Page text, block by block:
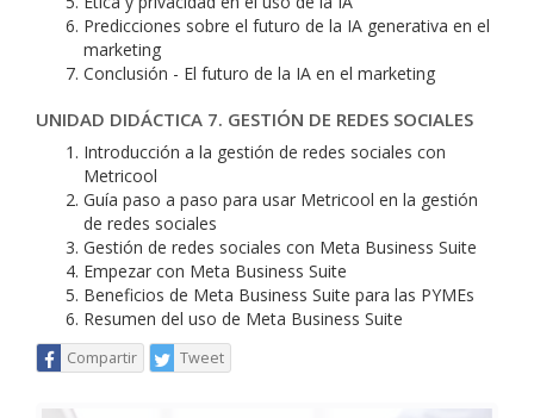
Predicciones sobre el futuro de la IA generativa en el
marketing
Conclusión - El futuro de la IA en el marketing
UNIDAD DIDÁCTICA 7. GESTIÓN DE REDES SOCIALES
Introducción a la gestión de redes sociales con
Metricool
Guía paso a paso para usar Metricool en la gestión
de redes sociales
Gestión de redes sociales con Meta Business Suite
Empezar con Meta Business Suite
Beneficios de Meta Business Suite para las PYMEs
Resumen del uso de Meta Business Suite
Compartir Tweet